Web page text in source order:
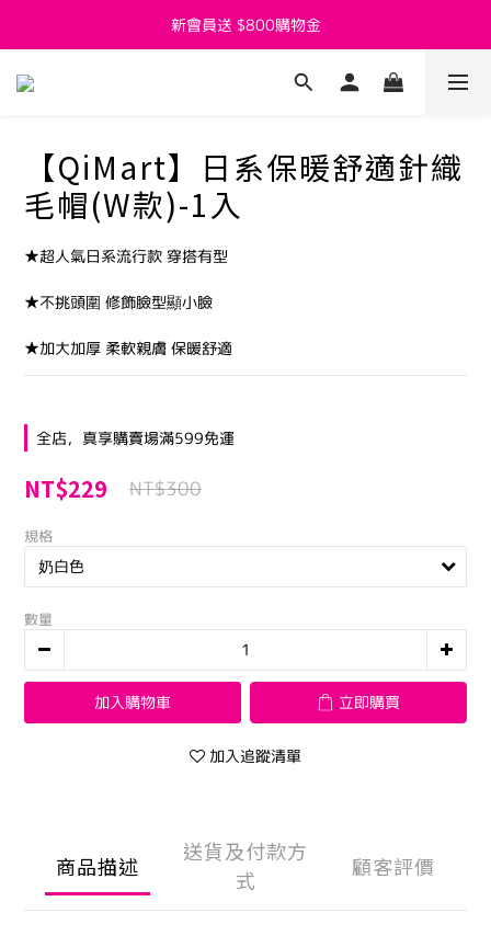
新會員送 $800購物金
新會員送 $800購物金
父親節活動7/27~8/8開跑囉
【QiMart】日系保暖舒適針織
毛帽(W款)-1入
★超人氣日系流行款 穿搭有型
★不挑頭圍 修飾臉型顯小臉
★加大加厚 柔軟親膚 保暖舒適
全店，真享購賣場滿599免運
NT$229 NT$300
規格
數量
加入購物車 立即購買
加入追蹤清單
商品描述
送貨及付款方
式
顧客評價